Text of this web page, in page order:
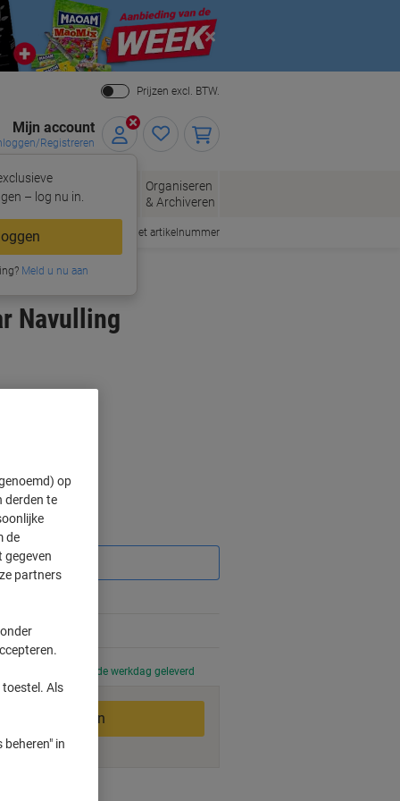
Close
Prijzen excl. BTW.
Mijn account
Registreren
– log nu in.
Meld u nu aan
Kantoorartikelen
Organiseren
& Archiveren
Snel bestellen met artikelnummer
Navulling
uur besteld, volgende werkdag geleverd
In winkelwagen
op
derden te
de
gegeven
partners
Als
in